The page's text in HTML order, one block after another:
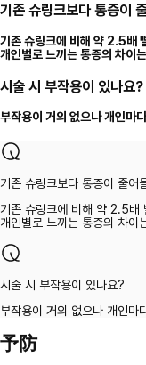
기존 슈링크보다 통증이
기존 슈링크에 비해 약 2.5배
개인별로 느끼는 통증의 차이
시술 시 부작용이 있나요?
부작용이 거의 없으나 개인마
기존 슈링크보다 통증이 줄어
기존 슈링크에 비해 약 2.5배
개인별로 느끼는 통증의 차이
시술 시 부작용이 있나요?
부작용이 거의 없으나 개인마
予防